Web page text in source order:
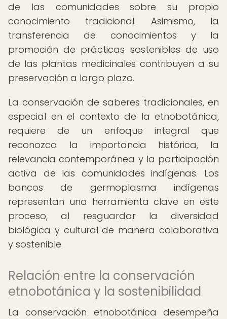
de las comunidades sobre su propio
conocimiento tradicional. Asimismo, la
transferencia de conocimientos y la
promoción de prácticas sostenibles de uso
de las plantas medicinales contribuyen a su
preservación a largo plazo.
La conservación de saberes tradicionales, en
especial en el contexto de la etnobotánica,
requiere de un enfoque integral que
reconozca la importancia histórica, la
relevancia contemporánea y la participación
activa de las comunidades indígenas. Los
bancos de germoplasma indígenas
representan una herramienta clave en este
proceso, al resguardar la diversidad
biológica y cultural de manera colaborativa
y sostenible.
Relación entre la conservación
etnobotánica y la sostenibilidad
La conservación etnobotánica desempeña